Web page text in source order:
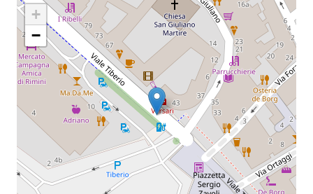
a...
Bandi
e
Concorsi
Seguici
su
+
−